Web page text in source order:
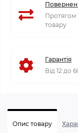
Протягом
товару
Гарантія
Від 12 до
Опис товару